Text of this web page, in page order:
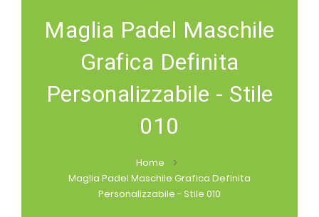
Maglia Padel Maschile
Grafica Definita
Personalizzabile - Stile
010
Home
Maglia Padel Maschile Grafica Definita
Personalizzabile - Stile 010